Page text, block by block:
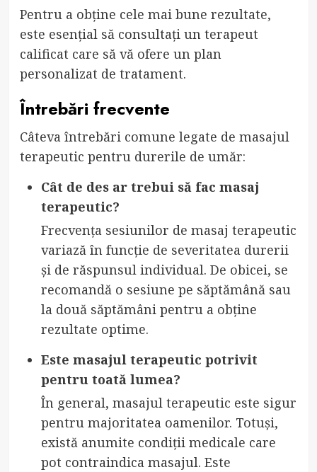
Pentru a obține cele mai bune rezultate,
este esențial să consultați un terapeut
calificat care să vă ofere un plan
personalizat de tratament.
Întrebări frecvente
Câteva întrebări comune legate de masajul
terapeutic pentru durerile de umăr:
Cât de des ar trebui să fac masaj
terapeutic?
Frecvența sesiunilor de masaj terapeutic
variază în funcție de severitatea durerii
și de răspunsul individual. De obicei, se
recomandă o sesiune pe săptămână sau
la două săptămâni pentru a obține
rezultate optime.
Este masajul terapeutic potrivit
pentru toată lumea?
În general, masajul terapeutic este sigur
pentru majoritatea oamenilor. Totuși,
există anumite condiții medicale care
pot contraindica masajul. Este